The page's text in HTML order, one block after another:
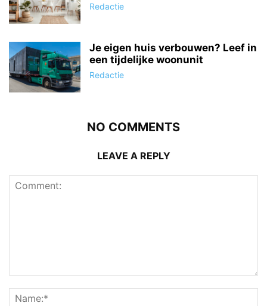
Redactie
Je eigen huis verbouwen? Leef in
een tijdelijke woonunit
Redactie
NO COMMENTS
LEAVE A REPLY